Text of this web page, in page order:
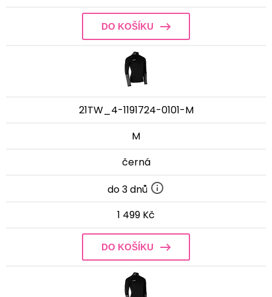
DO KOŠÍKU
21TW_4-1191724-0101-M
M
černá
do 3 dnů
1 499 Kč
DO KOŠÍKU